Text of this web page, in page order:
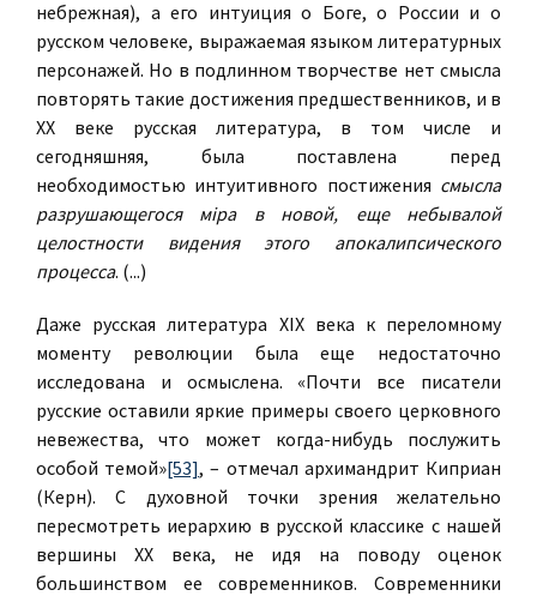
небрежная), а его интуиция о Боге, о России и о
русском человеке, выражаемая языком литературных
персонажей. Но в подлинном творчестве нет смысла
повторять такие достижения предшественников, и в
ХХ веке русская литература, в том числе и
сегодняшняя, была поставлена перед
необходимостью интуитивного постижения смысла
разрушающегося мiра в новой, еще небывалой
целостности видения этого апокалипсического
процесса. (...)
Даже русская литература ХIХ века к переломному
моменту революции была еще недостаточно
исследована и осмыслена. «Почти все писатели
русские оставили яркие примеры своего церковного
невежества, что может когда-нибудь послужить
особой темой»[53], – ­отмечал архимандрит Киприан
(Керн). С духовной точки зрения желательно
пересмотреть иерархию в русской классике с нашей
вершины ХХ века, не идя на поводу оценок
большинством ее современников. Современники